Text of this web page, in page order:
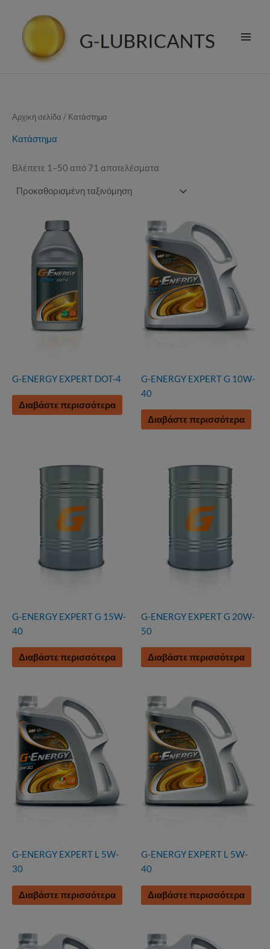
Αρχική σελίδα / Κατάστημα
Κατάστημα
Βλέπετε 1–50 από 71 αποτελέσματα
G-ENERGY EXPERT DOT-4
Διαβάστε περισσότερα
G-ENERGY EXPERT G 10W-
40
Διαβάστε περισσότερα
G-ENERGY EXPERT G 15W-
40
Διαβάστε περισσότερα
G-ENERGY EXPERT G 20W-
50
Διαβάστε περισσότερα
G-ENERGY EXPERT L 5W-
30
Διαβάστε περισσότερα
G-ENERGY EXPERT L 5W-
40
Διαβάστε περισσότερα